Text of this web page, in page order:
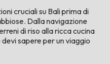
cruciali su Bali prima di
Dalla navigazione
di riso alla ricca cucina
sapere per un viaggio